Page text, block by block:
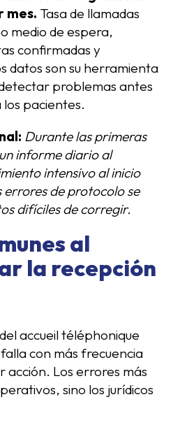
mes. Tasa de llamadas
medio de espera,
confirmadas y
datos son su herramienta
problemas antes
pacientes.
Durante las primeras
informe diario al
intensivo al inicio
errores de protocolo se
difíciles de corregir.
al
la recepción
accueil téléphonique
con más frecuencia
acción. Los errores más
sino los jurídicos